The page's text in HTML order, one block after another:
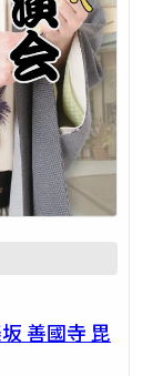
善國寺 毘